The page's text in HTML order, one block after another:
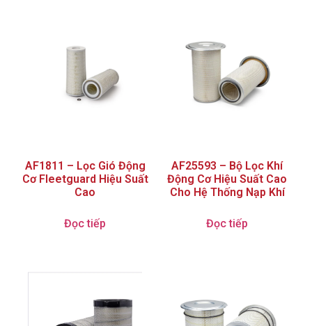
AF1811 – Lọc Gió Động
Cơ Fleetguard Hiệu Suất
Cao
Đọc tiếp
AF25593 – Bộ Lọc Khí
Động Cơ Hiệu Suất Cao
Cho Hệ Thống Nạp Khí
Đọc tiếp